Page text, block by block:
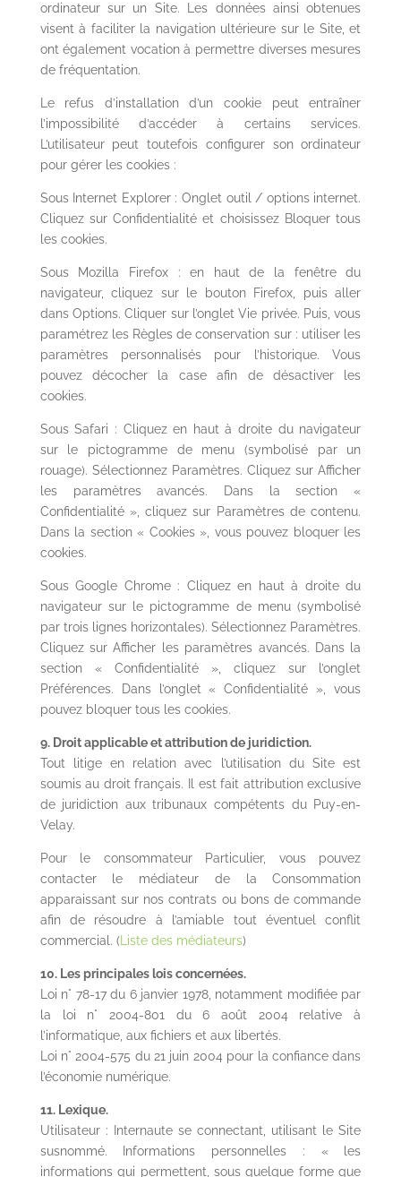
ordinateur sur un Site. Les données ainsi obtenues
visent à faciliter la navigation ultérieure sur le Site, et
ont également vocation à permettre diverses mesures
de fréquentation.
Le refus d’installation d’un cookie peut entraîner
l’impossibilité d’accéder à certains services.
L’utilisateur peut toutefois configurer son ordinateur
pour gérer les cookies :
Sous Internet Explorer : Onglet outil / options internet.
Cliquez sur Confidentialité et choisissez Bloquer tous
les cookies.
Sous Mozilla Firefox : en haut de la fenêtre du
navigateur, cliquez sur le bouton Firefox, puis aller
dans Options. Cliquer sur l’onglet Vie privée. Puis, vous
paramétrez les Règles de conservation sur : utiliser les
paramètres personnalisés pour l’historique. Vous
pouvez décocher la case afin de désactiver les
cookies.
Sous Safari : Cliquez en haut à droite du navigateur
sur le pictogramme de menu (symbolisé par un
rouage). Sélectionnez Paramètres. Cliquez sur Afficher
les paramètres avancés. Dans la section «
Confidentialité », cliquez sur Paramètres de contenu.
Dans la section « Cookies », vous pouvez bloquer les
cookies.
Sous Google Chrome : Cliquez en haut à droite du
navigateur sur le pictogramme de menu (symbolisé
par trois lignes horizontales). Sélectionnez Paramètres.
Cliquez sur Afficher les paramètres avancés. Dans la
section « Confidentialité », cliquez sur l’onglet
Préférences. Dans l’onglet « Confidentialité », vous
pouvez bloquer tous les cookies.
9. Droit applicable et attribution de juridiction.
Tout litige en relation avec l’utilisation du Site est
soumis au droit français. Il est fait attribution exclusive
de juridiction aux tribunaux compétents du Puy-en-
Velay.
Pour le consommateur Particulier, vous pouvez
contacter le médiateur de la Consommation
apparaissant sur nos contrats ou bons de commande
afin de résoudre à l’amiable tout éventuel conflit
commercial. ( Liste des médiateurs)
10. Les principales lois concernées.
Loi n° 78-17 du 6 janvier 1978, notamment modifiée par
la loi n° 2004-801 du 6 août 2004 relative à
l’informatique, aux fichiers et aux libertés.
Loi n° 2004-575 du 21 juin 2004 pour la confiance dans
l’économie numérique.
11. Lexique.
Utilisateur : Internaute se connectant, utilisant le Site
susnommé. Informations personnelles : « les
informations qui permettent, sous quelque forme que